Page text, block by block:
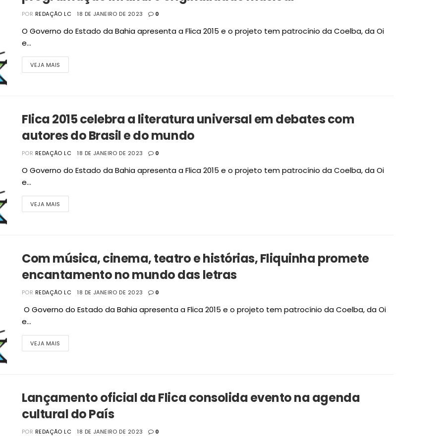
POR REDAÇÃO LC 18 DE JANEIRO DE 2023 0
O Governo do Estado da Bahia apresenta a Flica 2015 e o projeto tem patrocínio da Coelba, da Oi
e...
VEJA MAIS
Flica 2015 celebra a literatura universal em debates com
autores do Brasil e do mundo
POR REDAÇÃO LC 18 DE JANEIRO DE 2023 0
O Governo do Estado da Bahia apresenta a Flica 2015 e o projeto tem patrocínio da Coelba, da Oi
e...
VEJA MAIS
Com música, cinema, teatro e histórias, Fliquinha promete
encantamento no mundo das letras
POR REDAÇÃO LC 18 DE JANEIRO DE 2023 0
O Governo do Estado da Bahia apresenta a Flica 2015 e o projeto tem patrocínio da Coelba, da Oi
e...
VEJA MAIS
Lançamento oficial da Flica consolida evento na agenda
cultural do País
POR REDAÇÃO LC 18 DE JANEIRO DE 2023 0